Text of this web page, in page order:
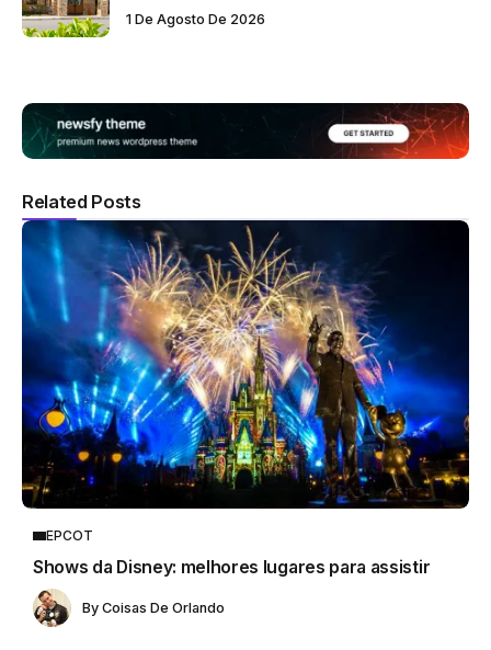
1 De Agosto De 2026
Related Posts
EPCOT
Shows da Disney: melhores lugares para assistir
By Coisas De Orlando